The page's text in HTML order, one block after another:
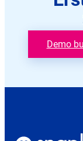
Demo